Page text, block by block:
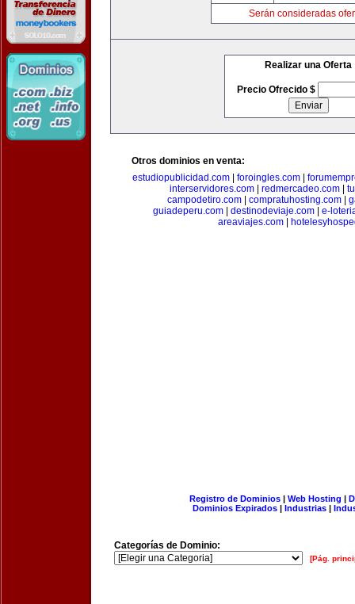
Serán consideradas
Realizar una Oferta
Precio Ofrecido $
Otros dominios en venta:
estudiopublicidad.com| foroingles.com|
interservidores.com
redmercadeo.com
campodetiro.com
compratuhosting.com
guiadeperu.com
destinodeviaje.com
e-
areaviajes.com
Registro de Dominios| Web Hosting |
Dominios Expirados | Industrias |
Categorías de Dominio:
[Pág.